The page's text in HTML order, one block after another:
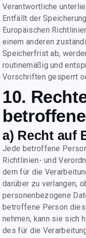
Verantwortliche
Entfällt der
Europäischen
einem anderen
Speicherfrist ab,
routinemäßig und
Vorschriften gesperrt
10.
a) Recht auf
Jede betroffene
Richtlinien- und
dem für die
darüber zu verlangen,
personenbezogene
betroffene Person
nehmen, kann sie sich
des für die